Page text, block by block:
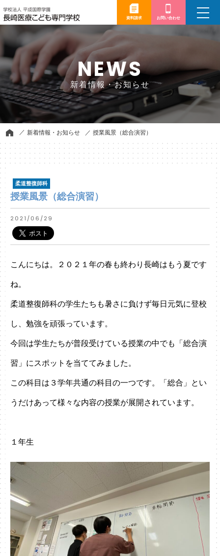
資料請求 お問い合わせ
toggle
NEWS
新着情報・お知らせ
新着情報・お知らせ 授業風景（総合演習）
柔道整復師科
授業風景（総合演習）
2021/06/29
こんにちは。２０２１年の春も終わり長崎はもう夏です
ね。
柔道整復師科の学生たちも暑さに負けず毎日元気に登校
し、勉強を頑張っています。
今回は学生たちが普段受けている授業の中でも「総合演
習」にスポットを当ててみました。
この科目は３学年共通の科目の一つです。「総合」とい
うだけあって様々な内容の授業が展開されています。
１年生